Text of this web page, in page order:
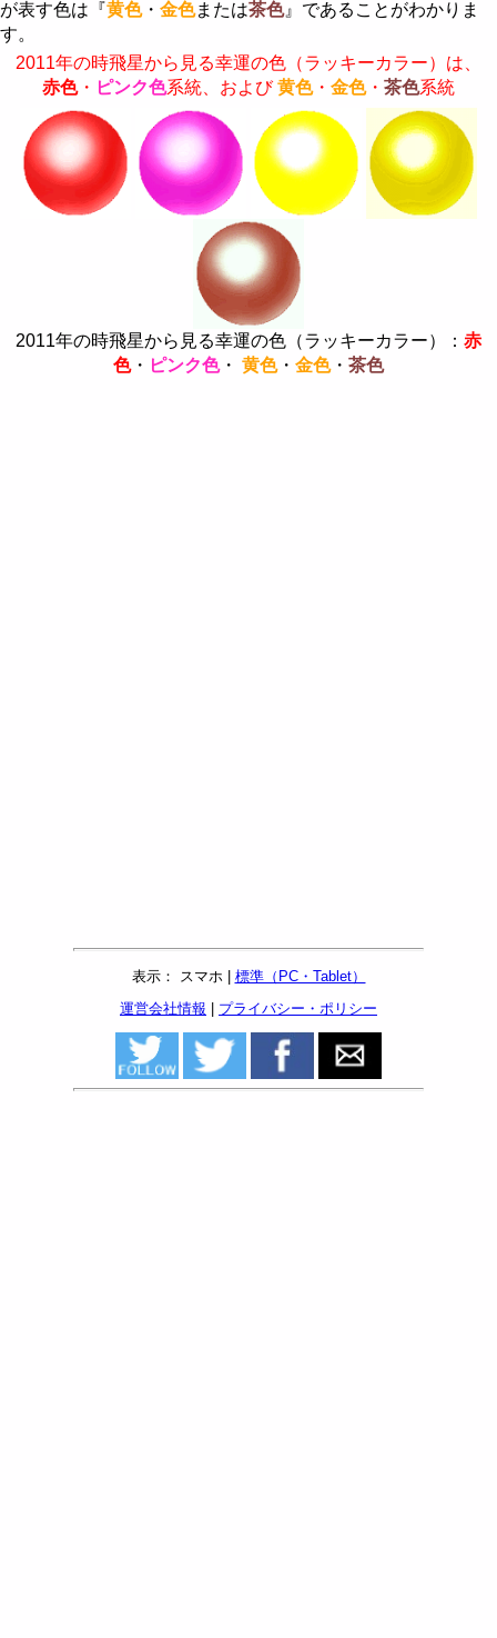
が表す色は『黄色・ 金色または茶色』であることがわかりま
す。
2011年の時飛星から見る幸運の色（ラッキーカラー）は、
赤色・ ピンク色系統、および黄色・ 金色・ 茶色系統
2011年の時飛星から見る幸運の色（ラッキーカラー）： 赤
色・ ピンク色・ 黄色・ 金色・ 茶色
表示： スマホ | 標準（PC・Tablet）
運営会社情報
プライバシー・ポリシー